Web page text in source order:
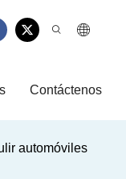
Contáctenos
automóviles